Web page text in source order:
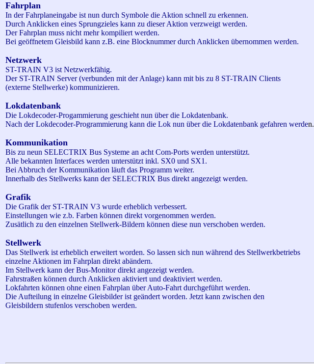
Fahrplan
In der Fahrplaneingabe ist nun durch Symbole die Aktion schnell zu erkennen.
Durch Anklicken eines Sprungzieles kann zu dieser Aktion verzweigt werden.
Der Fahrplan muss nicht mehr kompiliert werden.
Bei geöffnetem Gleisbild kann z.B. eine Blocknummer durch Anklicken übernommen werden.
Netzwerk
ST-TRAIN V3 ist Netzwerkfähig.
Der ST-TRAIN Server (verbunden mit der Anlage) kann mit bis zu 8 ST-TRAIN Clients
(externe Stellwerke) kommunizieren.
Lokdatenbank
Die Lokdecoder-Progammierung geschieht nun über die Lokdatenbank.
Nach der Lokdecoder-Programmierung kann die Lok nun über die Lokdatenbank gefahren werden.
Kommunikation
Bis zu neun SELECTRIX Bus Systeme an acht Com-Ports werden unterstützt.
Alle bekannten Interfaces werden unterstützt inkl. SX0 und SX1.
Bei Abbruch der Kommunikation läuft das Programm weiter.
Innerhalb des Stellwerks kann der SELECTRIX Bus direkt angezeigt werden.
Grafik
Die Grafik der ST-TRAIN V3 wurde erheblich verbessert.
Einstellungen wie z.b. Farben können direkt vorgenommen werden.
Zusätlich zu den einzelnen Stellwerk-Bildern können diese nun verschoben werden.
Stellwerk
Das Stellwerk ist erheblich erweitert worden. So lassen sich nun während des Stellwerkbetriebs
einzelne Aktionen im Fahrplan direkt abändern.
Im Stellwerk kann der Bus-Monitor direkt angezeigt werden.
Fahrstraßen können durch Anklicken aktiviert und deaktiviert werden.
Lokfahrten können ohne einen Fahrplan über Auto-Fahrt durchgeführt werden.
Die Aufteilung in einzelne Gleisbilder ist geändert worden. Jetzt kann zwischen den
Gleisbildern stufenlos verschoben werden.